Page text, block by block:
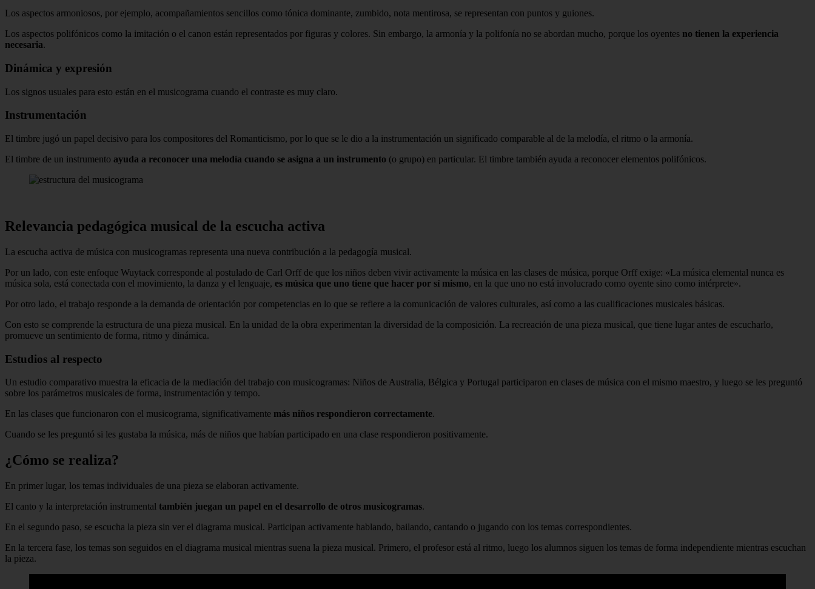
Los aspectos armoniosos, por ejemplo, acompañamientos sencillos como tónica dominante, zumbido, nota mentirosa, se representan con puntos y guiones.
Los aspectos polifónicos como la imitación o el canon están representados por figuras y colores. Sin embargo, la armonía y la polifonía no se abordan mucho, porque los oyentes no tienen la experiencia
necesaria.
Dinámica y expresión
Los signos usuales para esto están en el musicograma cuando el contraste es muy claro.
Instrumentación
El timbre jugó un papel decisivo para los compositores del Romanticismo, por lo que se le dio a la instrumentación un significado comparable al de la melodía, el ritmo o la armonía.
El timbre de un instrumento ayuda a reconocer una melodía cuando se asigna a un instrumento (o grupo) en particular. El timbre también ayuda a reconocer elementos polifónicos.
Relevancia pedagógica musical de la escucha activa
La escucha activa de música con musicogramas representa una nueva contribución a la pedagogía musical.
Por un lado, con este enfoque Wuytack corresponde al postulado de Carl Orff de que los niños deben vivir activamente la música en las clases de música, porque Orff exige: «La música elemental nunca es
música sola, está conectada con el movimiento, la danza y el lenguaje, es música que uno tiene que hacer por sí mismo, en la que uno no está involucrado como oyente sino como intérprete».
Por otro lado, el trabajo responde a la demanda de orientación por competencias en lo que se refiere a la comunicación de valores culturales, así como a las cualificaciones musicales básicas.
Con esto se comprende la estructura de una pieza musical. En la unidad de la obra experimentan la diversidad de la composición. La recreación de una pieza musical, que tiene lugar antes de escucharlo,
promueve un sentimiento de forma, ritmo y dinámica.
Estudios al respecto
Un estudio comparativo muestra la eficacia de la mediación del trabajo con musicogramas: Niños de Australia, Bélgica y Portugal participaron en clases de música con el mismo maestro, y luego se les preguntó
sobre los parámetros musicales de forma, instrumentación y tempo.
En las clases que funcionaron con el musicograma, significativamente más niños respondieron correctamente.
Cuando se les preguntó si les gustaba la música, más de niños que habían participado en una clase respondieron positivamente.
¿Cómo se realiza?
En primer lugar, los temas individuales de una pieza se elaboran activamente.
El canto y la interpretación instrumental también juegan un papel en el desarrollo de otros musicogramas.
En el segundo paso, se escucha la pieza sin ver el diagrama musical. Participan activamente hablando, bailando, cantando o jugando con los temas correspondientes.
En la tercera fase, los temas son seguidos en el diagrama musical mientras suena la pieza musical. Primero, el profesor está al ritmo, luego los alumnos siguen los temas de forma independiente mientras escuchan
la pieza.